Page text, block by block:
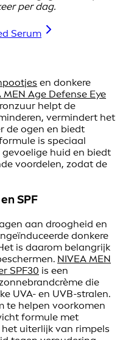
per dag.
Serum
en donkere
MEN Age Defense Eye
helpt de
vermindert het
de ogen en biedt
is speciaal
huid en biedt
voordelen, zodat de
SPF
aan droogheid en
donkere
is daarom belangrijk
NIVEA MEN
SPF30 is een
die
UVA- en UVB-stralen.
te helpen voorkomen
formule met
uiterlijk van rimpels